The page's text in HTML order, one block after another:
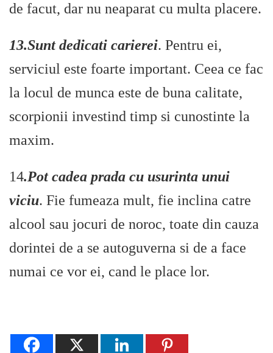
de facut, dar nu neaparat cu multa placere.
13.Sunt dedicati carierei. Pentru ei,
serviciul este foarte important. Ceea ce fac
la locul de munca este de buna calitate,
scorpionii investind timp si cunostinte la
maxim.
14.Pot cadea prada cu usurinta unui
viciu. Fie fumeaza mult, fie inclina catre
alcool sau jocuri de noroc, toate din cauza
dorintei de a se autoguverna si de a face
numai ce vor ei, cand le place lor.